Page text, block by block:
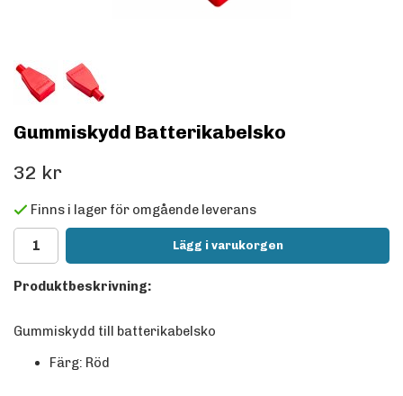
Gummiskydd Batterikabelsko
32 kr
Finns i lager för omgående leverans
Lägg i varukorgen
Produktbeskrivning:
Gummiskydd till batterikabelsko
Färg: Röd